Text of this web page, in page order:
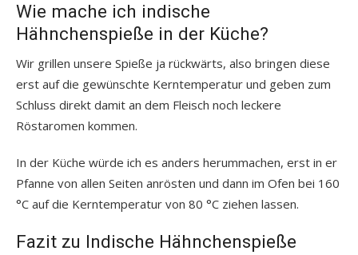
Wie mache ich indische
Hähnchenspieße in der Küche?
Wir grillen unsere Spieße ja rückwärts, also bringen diese
erst auf die gewünschte Kerntemperatur und geben zum
Schluss direkt damit an dem Fleisch noch leckere
Röstaromen kommen.
In der Küche würde ich es anders herummachen, erst in er
Pfanne von allen Seiten anrösten und dann im Ofen bei 160
°C auf die Kerntemperatur von 80 °C ziehen lassen.
Fazit zu Indische Hähnchenspieße